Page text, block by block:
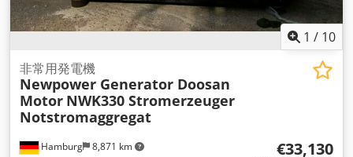
3270x1130x2150 mm 重量 : 2297 kg タンク：300リットル(外
部タンク接続可能） 100%負荷時：約23.7 L/h 75%負荷時：約
18.9 L/h 50%負荷時：約12.5 L/h 追加費用 Dwjdpfxsni U R Aj
Aliea 250A自動切替スイッチ：1286ユーロ 400A自動切替スイ
ッチ：2666ユーロ 配送： - 追加料金にて、荷降ろしを含む全
世界への輸送が可能です。 - 正確な運賃をお知りになりたい場
合は、お客様の詳細とご住所を明記の上、お問い合わせくださ
1 / 10
Hamburg 8,871 km
非常用発電機
Newpower Generator Doosan
Motor NWK330 Stromerzeuger
Notstromaggregat
€33,130